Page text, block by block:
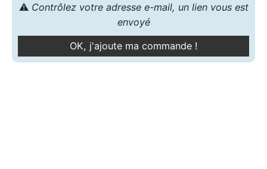
⚠️ Contrôlez votre adresse e-mail, un lien vous est
envoyé